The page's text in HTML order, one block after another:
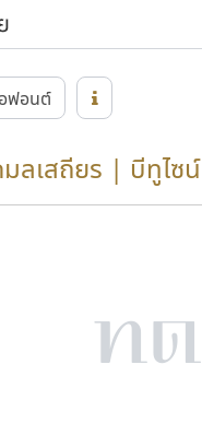
ฟอนต์
ลเสถียร | บีทูไซน์